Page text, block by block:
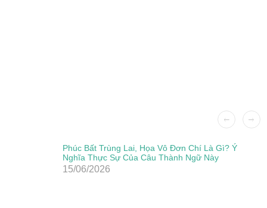
Phúc Bất Trùng Lai, Họa Vô Đơn Chí Là Gì? Ý
Nghĩa Thực Sự Của Câu Thành Ngữ Này
15/06/2026